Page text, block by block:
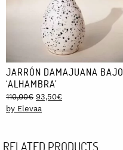
JARRÓN DAMAJUANA BAJO
‘ALHAMBRA’
110,00€ Original
price
93,50€Current
by Elevaa
RELATED PRODUCTS